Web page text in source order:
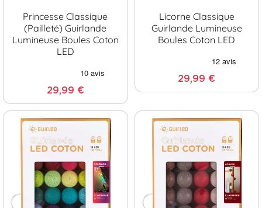
Princesse Classique
(pailleté) Guirlande
Lumineuse Boules Coton
LED
29,99 €
Licorne Classique
Guirlande Lumineuse
Boules Coton LED
29,99 €